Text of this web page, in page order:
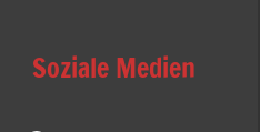
Soziale Medien